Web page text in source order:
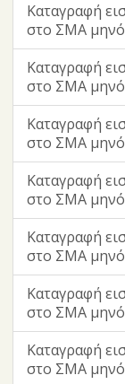
Καταγραφή
στο ΣΜΑ
Καταγραφή
στο ΣΜΑ
Καταγραφή
στο ΣΜΑ
Καταγραφή
στο ΣΜΑ
Καταγραφή
στο ΣΜΑ
Καταγραφή
στο ΣΜΑ
Καταγραφή
στο ΣΜΑ